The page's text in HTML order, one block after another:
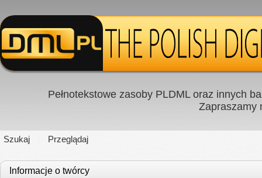
Pełnotekstowe zasoby PLDML oraz innych
Zapraszamy
Szukaj Przeglądaj
Informacje o twórcy